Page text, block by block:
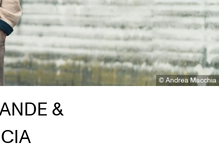
© Andrea Macchia
&